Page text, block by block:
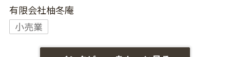
有限会社柚冬庵
小売業